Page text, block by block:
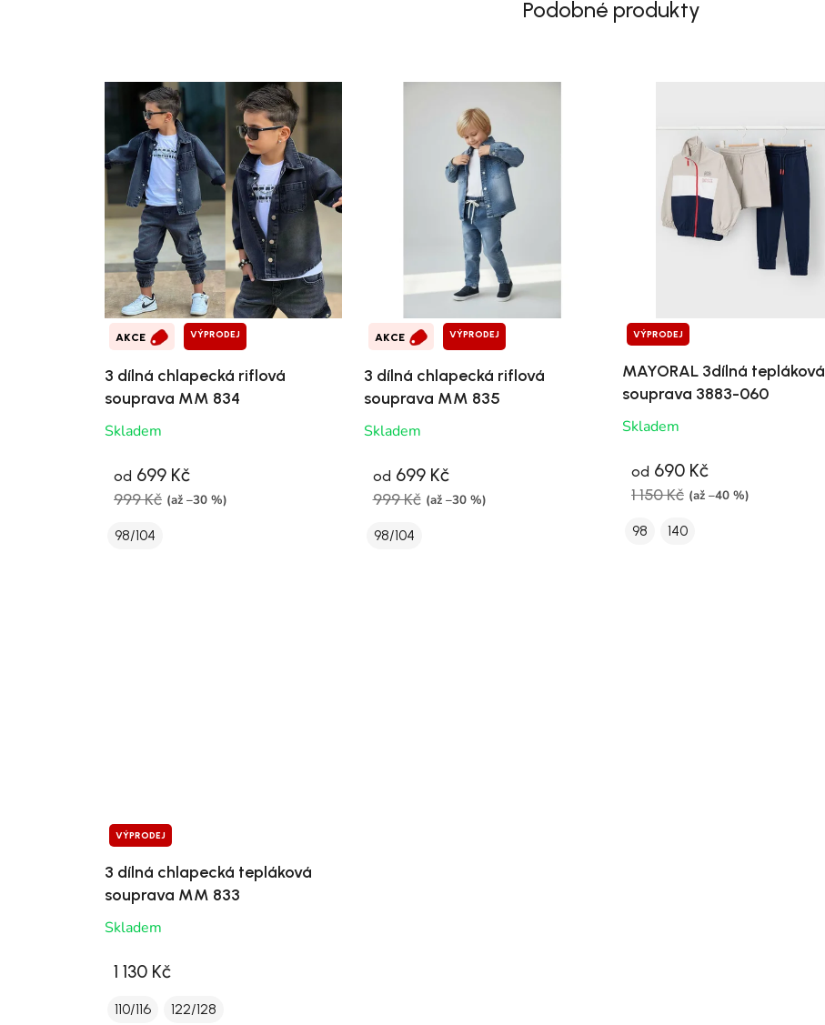
Podobné produkty
AKCE VÝPRODEJ
3 dílná chlapecká riflová
souprava MM 834
Skladem
od 699 Kč
999 Kč (až –30 %)
98/104
AKCE VÝPRODEJ
3 dílná chlapecká riflová
souprava MM 835
Skladem
od 699 Kč
999 Kč (až –30 %)
98/104
VÝPRODEJ
MAYORAL 3dílná tepláková
souprava 3883-060
Skladem
od 690 Kč
1 150 Kč (až –40 %)
98 140
VÝPRODEJ
3 dílná chlapecká tepláková
souprava MM 833
Skladem
1 130 Kč
110/116 122/128